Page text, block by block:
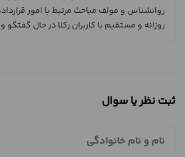
روانشناس و مولف مباحث مرتبط با امور
روزانه و مستقیم با کاربران رکلا در حال گفتگو
ثبت نظر یا سوال
نام و نام خانوادگی